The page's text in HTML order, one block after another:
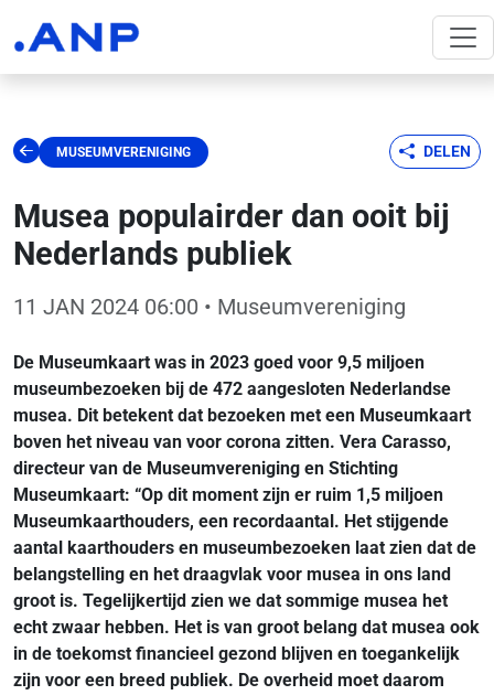
MUSEUMVERENIGING DELEN
Musea populairder dan ooit bij
Nederlands publiek
11 JAN 2024 06:00 • Museumvereniging
De Museumkaart was in 2023 goed voor 9,5 miljoen
museumbezoeken bij de 472 aangesloten Nederlandse
musea. Dit betekent dat bezoeken met een Museumkaart
boven het niveau van voor corona zitten. Vera Carasso,
directeur van de Museumvereniging en Stichting
Museumkaart: “Op dit moment zijn er ruim 1,5 miljoen
Museumkaarthouders, een recordaantal. Het stijgende
aantal kaarthouders en museumbezoeken laat zien dat de
belangstelling en het draagvlak voor musea in ons land
groot is. Tegelijkertijd zien we dat sommige musea het
echt zwaar hebben. Het is van groot belang dat musea ook
in de toekomst financieel gezond blijven en toegankelijk
zijn voor een breed publiek. De overheid moet daarom